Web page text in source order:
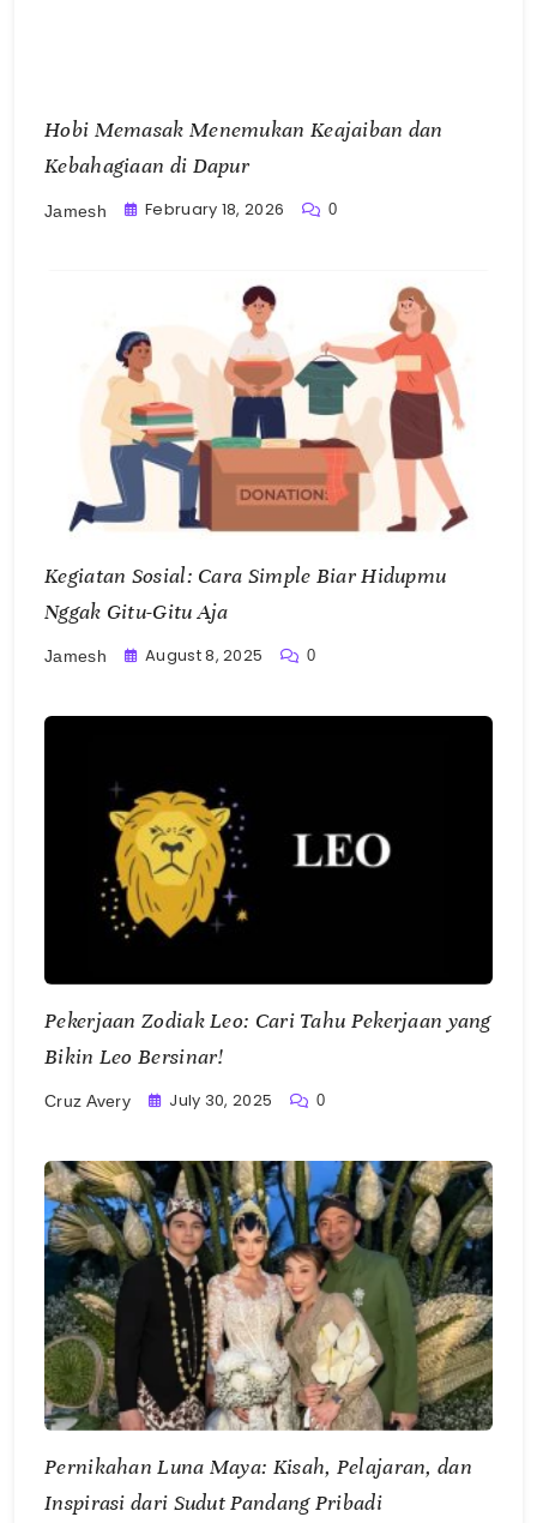
Hobi Memasak Menemukan Keajaiban dan
Kebahagiaan di Dapur
Jamesh February 18, 2026 0
Kegiatan Sosial: Cara Simple Biar Hidupmu
Nggak Gitu-Gitu Aja
Jamesh August 8, 2025 0
Pekerjaan Zodiak Leo: Cari Tahu Pekerjaan yang
Bikin Leo Bersinar!
Cruz Avery July 30, 2025 0
Pernikahan Luna Maya: Kisah, Pelajaran, dan
Inspirasi dari Sudut Pandang Pribadi